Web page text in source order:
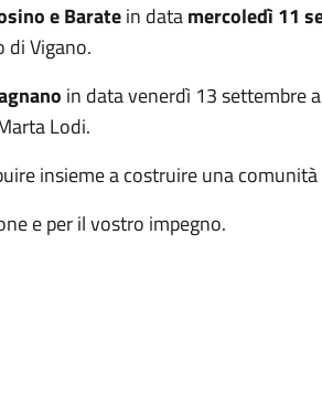
e Baratein datamercoledì 11
di Vigano.
in data venerdì 13 settembre
Lodi.
insieme a costruire una
e per il vostro impegno.